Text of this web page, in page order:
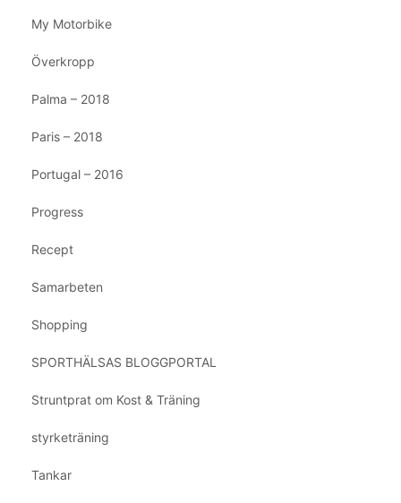
My Motorbike
Överkropp
Palma – 2018
Paris – 2018
Portugal – 2016
Progress
Recept
Samarbeten
Shopping
SPORTHÄLSAS BLOGGPORTAL
Struntprat om Kost & Träning
styrketräning
Tankar